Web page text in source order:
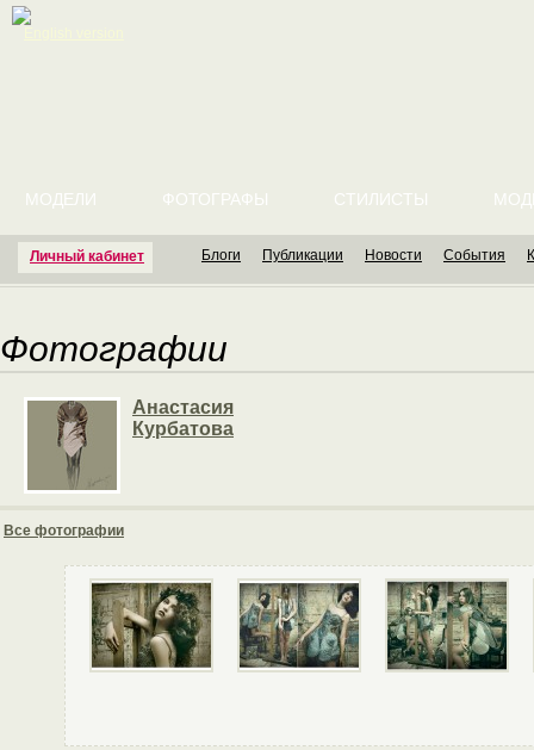
Личный кабинет
МОДЕЛИ ФОТОГРАФЫ СТИЛИСТЫ
Блоги Публикации Новости События
Фотографии
Анастасия
Курбатова
Все фотографии